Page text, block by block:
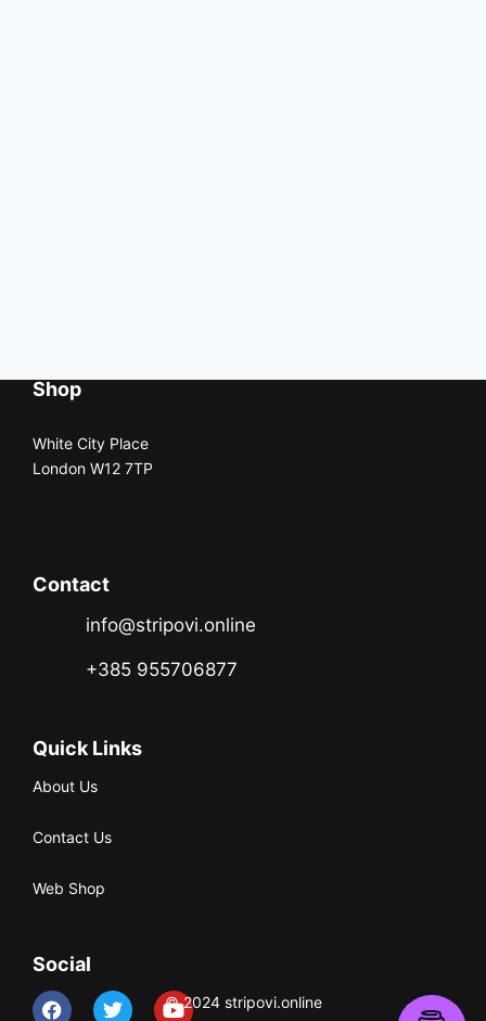
Shop
White City Place
London W12 7TP
Contact
info@stripovi.online
+385 955706877
Quick Links
About Us
Contact Us
Web Shop
Social
© 2024 stripovi.online